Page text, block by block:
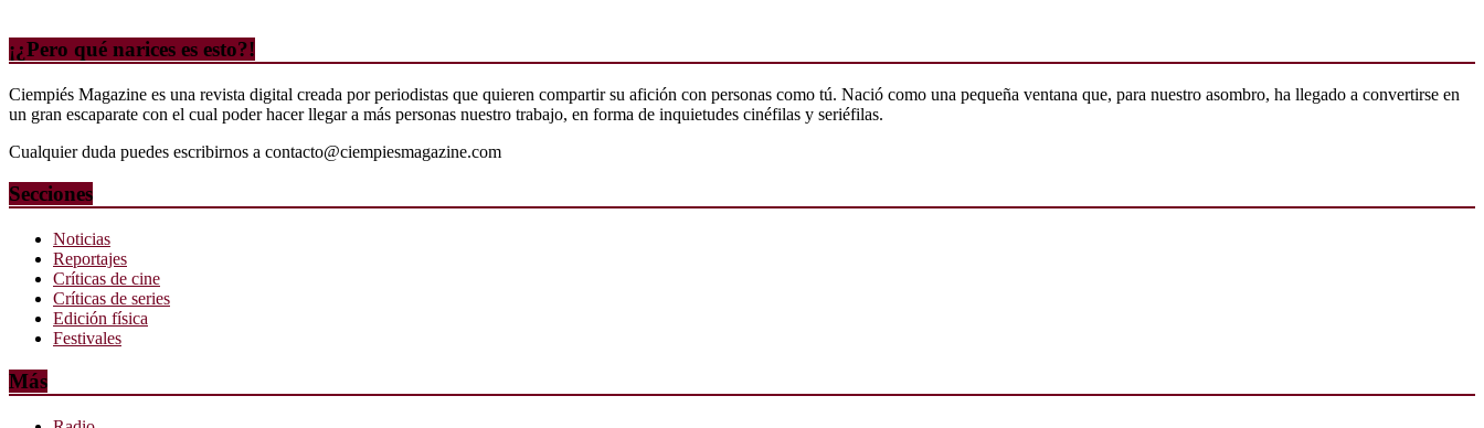
¡¿Pero qué narices es esto?!
Ciempiés Magazine es una revista digital creada por periodistas que quieren compartir su afición con personas como tú. Nació como una pequeña ventana que, para nuestro asombro, ha llegado a convertirse en
un gran escaparate con el cual poder hacer llegar a más personas nuestro trabajo, en forma de inquietudes cinéfilas y seriéfilas.
Cualquier duda puedes escribirnos a contacto@ciempiesmagazine.com
Secciones
Noticias
Reportajes
Críticas de cine
Críticas de series
Edición física
Festivales
Más